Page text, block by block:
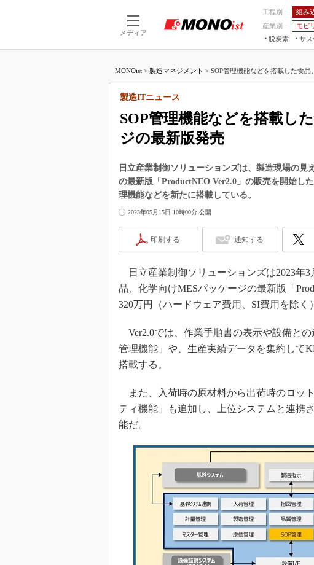
メディア
工程別： 組み
産業別：
モビ
脱炭素
サ
つながる工場
AI×設備保全
MONOist > 製造マネジメント > SOP管理機能などを搭載した食品
SOP管理機能などを搭載し
ジの最新版発売
製造ITニュース
日立産業制御ソリューションズは、製造現場の
の最新版「ProductNEO Ver2.0」の販売を開始し
理機能などを新たに搭載している。
2023年05月15日 10時00分 公開
印刷する 通知する
日立産業制御ソリューションズは2023年
品、化学向けMESパッケージの最新版「
320万円（ハードウェア費用、SI費用を除く
Ver2.0では、作業手順書の表示や設備と
管理機能」や、生産実績データを集約して
搭載する。
また、入荷時の原材料から出荷時のロッ
ティ機能」も追加し、上位システムと連携
能だ。